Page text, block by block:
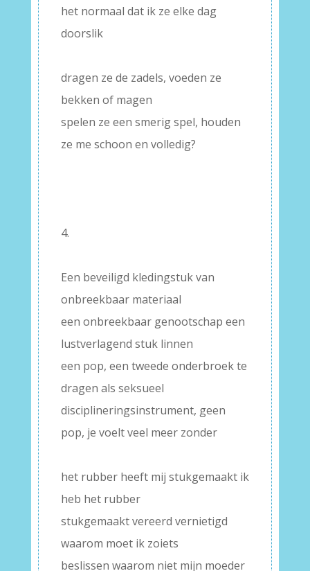
het normaal dat ik ze elke dag
doorslik
dragen ze de zadels, voeden ze
bekken of magen
spelen ze een smerig spel, houden
ze me schoon en volledig?
4.
Een beveiligd kledingstuk van
onbreekbaar materiaal
een onbreekbaar genootschap een
lustverlagend stuk linnen
een pop, een tweede onderbroek te
dragen als seksueel
disciplineringsinstrument, geen
pop, je voelt veel meer zonder
het rubber heeft mij stukgemaakt ik
heb het rubber
stukgemaakt vereerd vernietigd
waarom moet ik zoiets
beslissen waarom niet mijn moeder